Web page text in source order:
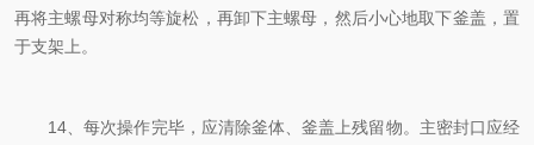
再将主螺母对称均等旋松，再卸下主螺母，然后小心地取下釜盖，置
于支架上。
14、每次操作完毕，应清除釜体、釜盖上残留物。主密封口应经